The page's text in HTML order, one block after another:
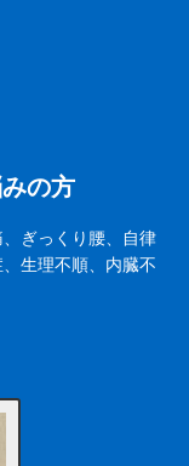
の方
ぎっくり腰、自律
生理不順、内臓不